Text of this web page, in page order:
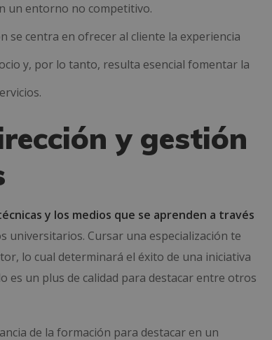
un entorno no competitivo.
se centra en ofrecer al cliente la experiencia
y, por lo tanto, resulta esencial fomentar la
y gestión
y los medios que se aprenden a través
universitarios. Cursar una especialización te
lo cual determinará el éxito de una iniciativa
es un plus de calidad para destacar entre otros
de la formación para destacar en un